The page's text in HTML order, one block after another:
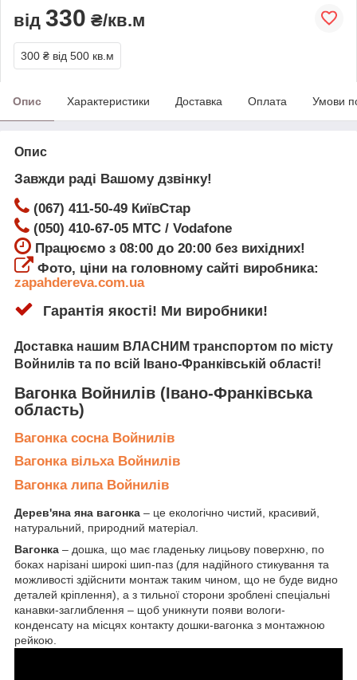
від 330 ₴/кв.м
300 ₴ від 500 кв.м
Опис Характеристики Доставка Оплата Умови
Опис
Завжди раді Вашому дзвінку!
(067) 411-50-49 КиївСтар
(050) 410-67-05 МТС / Vodafone
Працюємо з 08:00 до 20:00 без вихідних!
Фото, ціни на головному сайті виробника:
zapahdereva.com.ua
Гарантія якості! Ми виробники!
Доставка нашим ВЛАСНИМ транспортом по місту
Войнилів та по всій Івано-Франківській області!
Вагонка Войнилів (Івано-Франківська
область)
Вагонка сосна Войнилів
Вагонка вільха Войнилів
Вагонка липа Войнилів
Дерев'яна яна вагонка – це екологічно чистий, красивий,
натуральний, природний матеріал.
Вагонка – дошка, що має гладеньку лицьову поверхню, по
боках нарізані широкі шип-паз (для надійного стикування та
можливості здійснити монтаж таким чином, що не буде видно
деталей кріплення), а з тильної сторони зроблені спеціальні
канавки-заглиблення – щоб уникнути появи вологи-
конденсату на місцях контакту дошки-вагонка з монтажною
рейкою.